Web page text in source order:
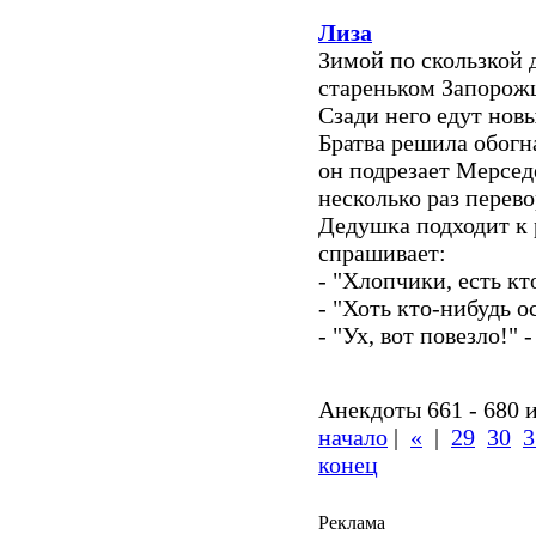
Лиза
Зимой по скользкой
стареньком
Сзади него едут
Братва решила
он подрезает
несколько раз
Дедушка подходит
спрашивает:
- "Хлопчики, есть
- "Хоть кто-нибудь
- "Ух, вот повезло!"
Анекдоты 661 - 680
начало | « | 29 30
конец
Реклама